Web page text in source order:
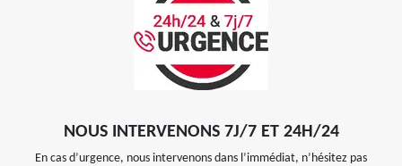
NOUS INTERVENONS 7J/7 ET 24H/24
En cas d’urgence, nous intervenons dans l’immédiat, n’hésitez pas